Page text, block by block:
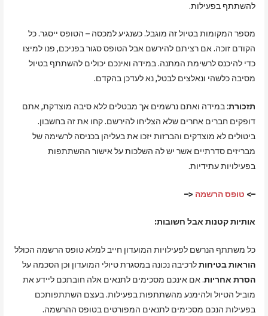
להשתתף בפעילות.
מספר המקומות בטיול זה מוגבל. כשנגיע למכסה – הטופס ייסגר. כל
הקודם זוכה. אם רציתם להירשם אבל הטופס סגור בפניכם, פנו למיצו
כדי להיכנס לרשימת המתנה. במידה ואינכם יכולים להשתתף בטיול
מסיבה כלשהי ונאלצים לבטל, נא לעדכן בהקדם.
תזכורת: במידה ואתם נרשמים אך מבטלים ללא סיבה מוצדקת, אתם
דופקים חברים אחרים שלא הצליחו להירשם. קחו את זה בחשבון.
ביטולים לא מוצדקים והברזות יזכו את בעליהן בכניסה לרשימה של
מבריזים סדרתיים אשר יש לה השלכות על אישור ההשתתפות
בפעילויות עתידיות.
–> טופס הרשמה <–
אותיות קטנות אבל חשובות:
כל משתתף הנרשם לפעילויות המועדון חייב למלא טופס הרשמה הכולל
הוראות בטיחותלרכיבה נכונה במסגרת טיולי המועדון וכן הסכמה על
הסרת אחריות. אם אינכם מסכימים לתנאים אלה חובתכם ליידע את
מוביל הטיול ולהימנע מהשתתפות בפעילות. בעצם השתתפותכם
בפעילות הנכם מסכימים לתנאים המפורטים בטופס ההרשמה.